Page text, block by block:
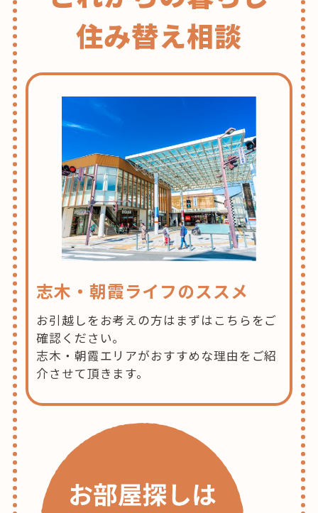
住み替え相談
志木・朝霞ライフのススメ
お引越しをお考えの方はまずはこちらをご
確認ください。
志木・朝霞エリアがおすすめな理由をご紹
介させて頂きます。